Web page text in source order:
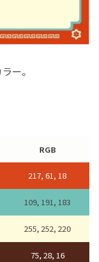
ー。
RGB
217, 61, 18
109, 191, 183
255, 252, 220
75, 28, 16